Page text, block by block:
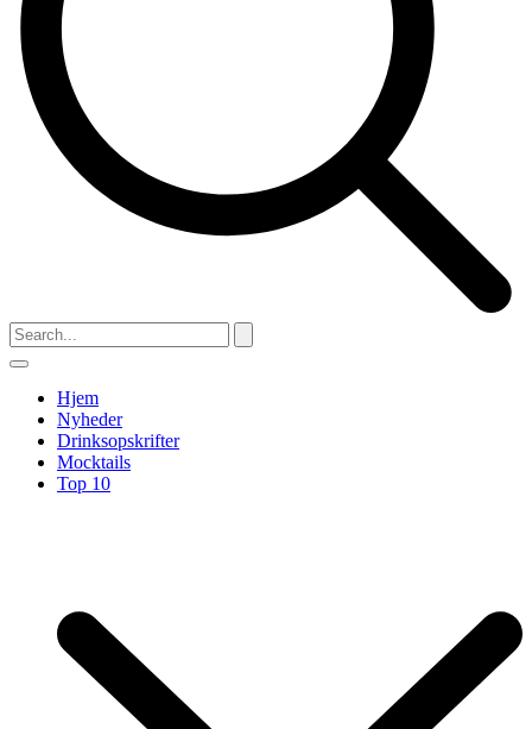
Hjem
Nyheder
Drinksopskrifter
Mocktails
Top 10